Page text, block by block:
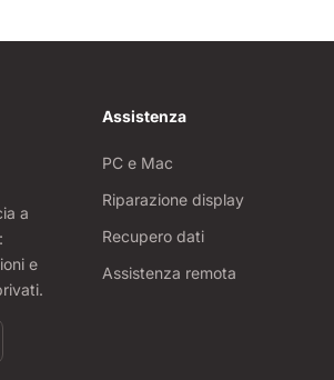
a
e
Assistenza
PC e Mac
Riparazione display
Recupero dati
Assistenza remota